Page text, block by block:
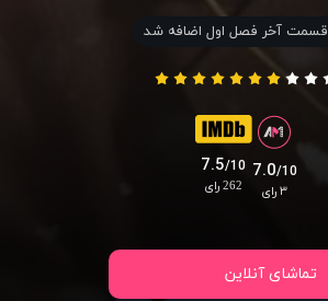
قسمت آخر فصل اول اضافه شد
7.5/10
262 رای
7.0/10
۳ رای
تماشای آنلاین